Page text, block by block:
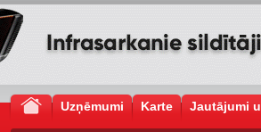
Uzņēmumi Karte Jautājumi